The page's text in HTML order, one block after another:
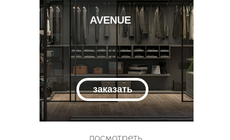
заказать
AVENUE
посмотреть